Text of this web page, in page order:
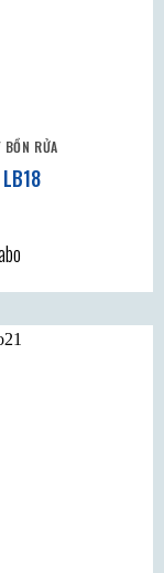
BỒN RỬA